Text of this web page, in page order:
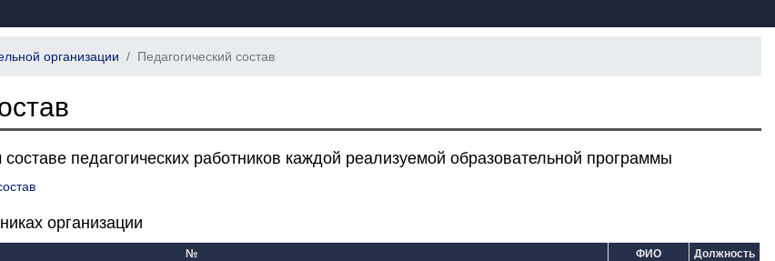
организации Педагогический состав
педагогических работников каждой реализуемой образовательной программы
организации
№ ФИО
Должность